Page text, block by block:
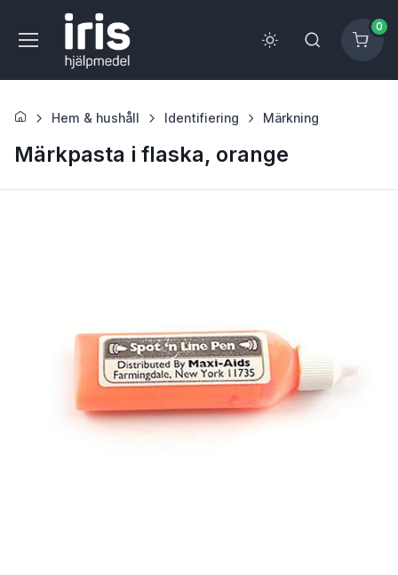
0
Hem & hushåll Identifiering Märkning
Märkpasta i flaska, orange